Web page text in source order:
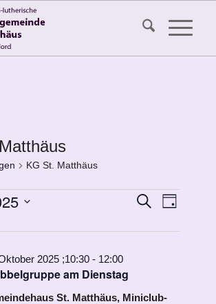
KG St. Matthäus
Suche
Tag
am Dienstag
2025 ;10:30 - 12:00
St. Matthäus, Miniclub-